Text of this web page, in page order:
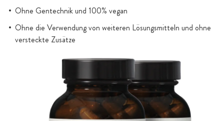
Ohne Gentechnik und 100% vegan
Ohne die Verwendung von weiteren Lösungsmitteln und ohne
versteckte Zusätze